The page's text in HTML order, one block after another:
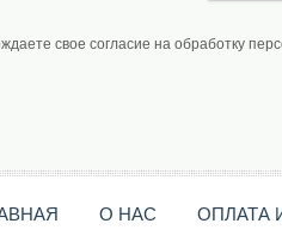
свое согласие на обработку
О НАС ОПЛАТА